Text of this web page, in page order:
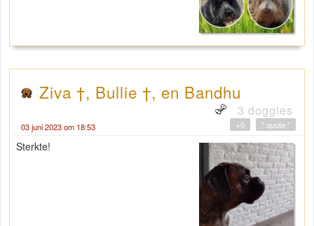
Ziva †, Bullie †, en Bandhu
3 doggies
03 juni 2023 om 18:53 " quote "
+0
Sterkte!